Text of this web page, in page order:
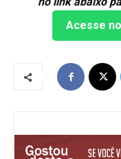
Acesse